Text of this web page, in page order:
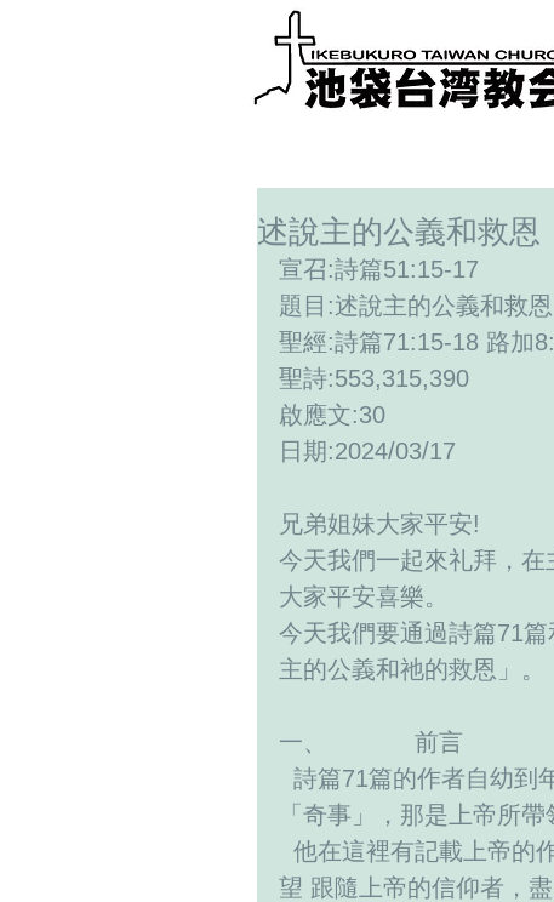
述說主的公義和救恩
宣召:詩篇51:15-17
題目:述說主的公義和救恩
聖經:詩篇71:15-18 路加
聖詩:553,315,390
啟應文:30
日期:2024/03/17
兄弟姐妹大家平安!
今天我們一起來礼拜，在
大家平安喜樂。
今天我們要通過詩篇71
主的公義和祂的救恩」。
一、            前言
詩篇71篇的作者自幼到
「奇事」，那是上帝所帶
他在這裡有記載上帝的
望 跟隨上帝的信仰者，